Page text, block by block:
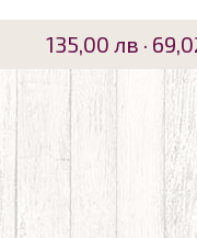
135,00 лв ·